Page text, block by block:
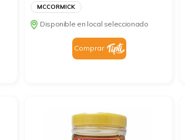
MCCORMICK
Disponible en local seleccionado
Comprar